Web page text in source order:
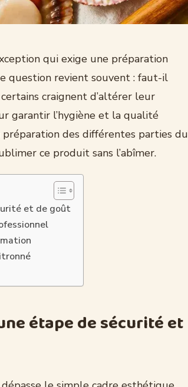
qui exige une préparation
question revient souvent : faut-il
craignent d’altérer leur
garantir l’hygiène et la qualité
des différentes parties du
ce produit sans l’abîmer.
et de goût
étape de sécurité et